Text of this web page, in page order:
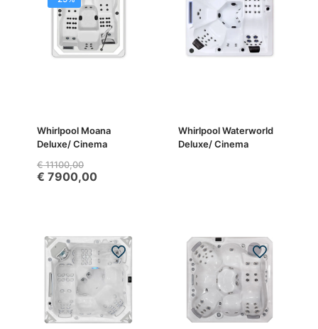
Whirlpool Moana
Deluxe/ Cinema
€11100,00
€ 7900,00
Whirlpool Waterworld
Deluxe/ Cinema